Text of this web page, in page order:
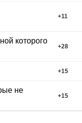
+11
которого
+28
+15
не
+15